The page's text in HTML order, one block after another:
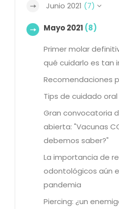
Junio 2021 (7)
Mayo 2021 (8)
Primer molar
qué cuidarlo es tan
Recomendaciones
Tips de cuidado
Gran convocatoria
abierta: "Vacunas
debemos saber?"
La importancia de
odontológicos aún
pandemia
Piercing: ¿un